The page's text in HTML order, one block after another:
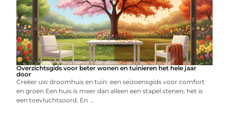
Overzichtsgids voor beter wonen en tuinieren het hele jaar
door
Creëer uw droomhuis en tuin: een seizoensgids voor comfort
en groen Een huis is meer dan alleen een stapel stenen; het is
een toevluchtsoord. En ...